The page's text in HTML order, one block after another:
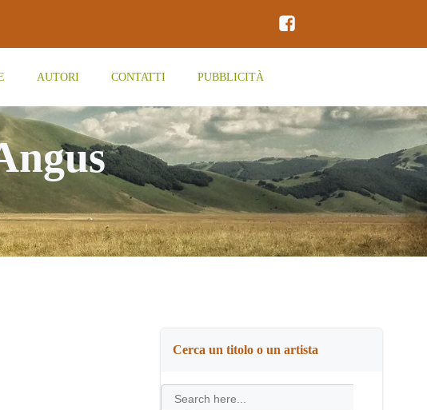
AUTORI CONTATTI PUBBLICITÀ
Cerca un titolo o un artista
Search
for: